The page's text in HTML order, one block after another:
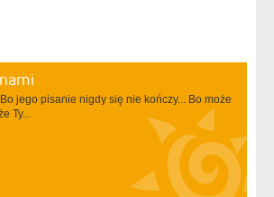
jego pisanie nigdy się nie kończy... Bo może
Ty...